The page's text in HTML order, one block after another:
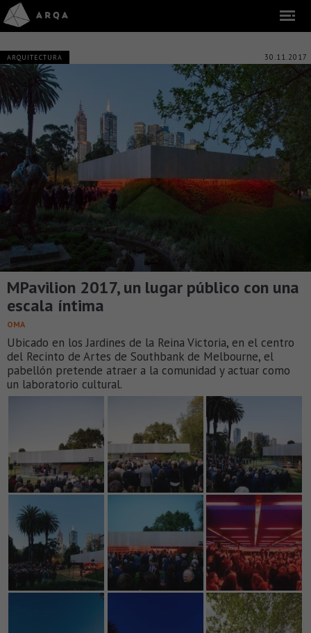
ARQUITECTURA 30.11.2017
MPavilion 2017, un lugar público con una
escala íntima
OMA
Ubicado en los Jardines de la Reina Victoria, en el centro
del Recinto de Artes de Southbank de Melbourne, el
pabellón pretende atraer a la comunidad y actuar como
un laboratorio cultural.